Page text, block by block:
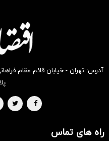
آدرس: تهران - خیابان قائم مقام
راه های تماس